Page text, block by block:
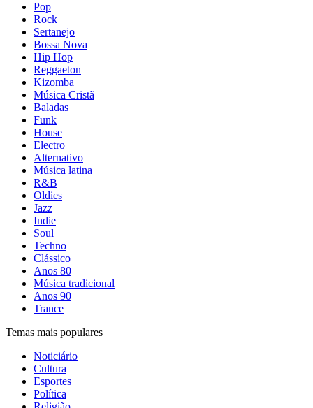
Pop
Rock
Sertanejo
Bossa Nova
Hip Hop
Reggaeton
Kizomba
Música Cristã
Baladas
Funk
House
Electro
Alternativo
Música latina
R&B
Oldies
Jazz
Indie
Soul
Techno
Clássico
Anos 80
Música tradicional
Anos 90
Trance
Temas mais populares
Noticiário
Cultura
Esportes
Política